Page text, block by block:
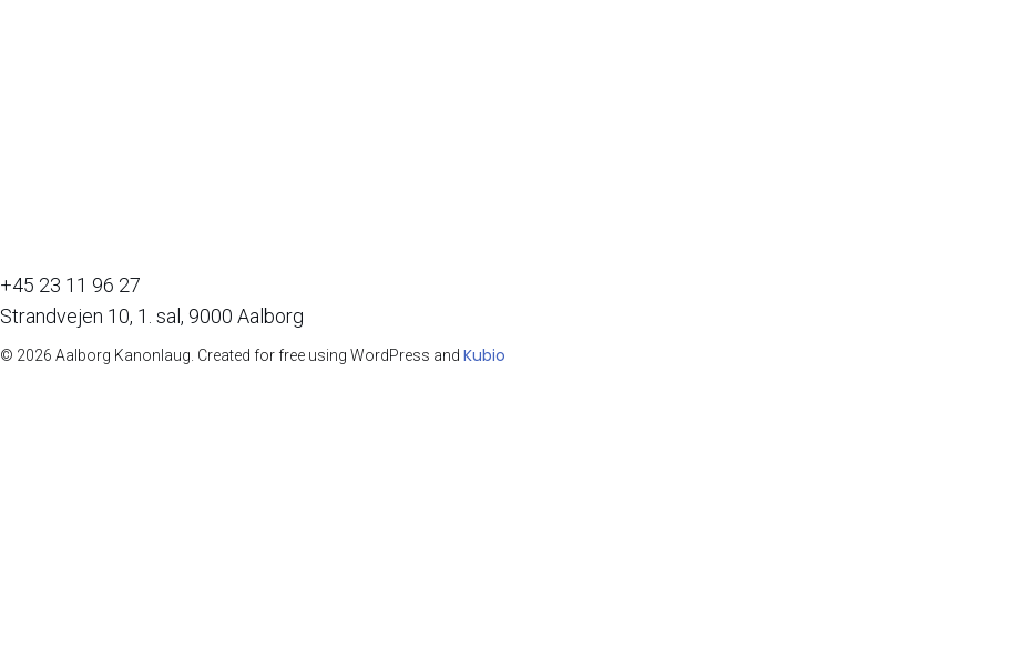
+45 23 11 96 27
Strandvejen 10, 1. sal, 9000 Aalborg
© 2026 Aalborg Kanonlaug. Created for free using WordPress and Kubio